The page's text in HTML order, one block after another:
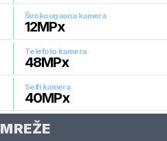
Širokougaona kamera
12MPx
Telefoto kamera
48MPx
Selfi kamera
40MPx
MREŽE